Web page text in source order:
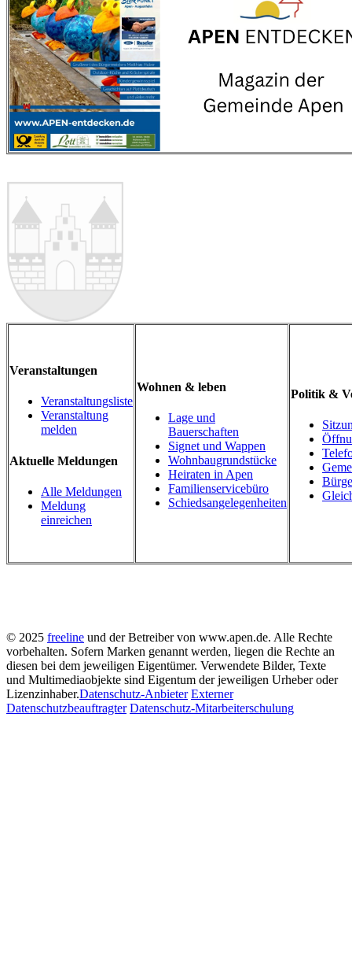
Veranstaltungen
Veranstaltungsliste
Veranstaltung
melden
Aktuelle Meldungen
Alle Meldungen
Meldung
einreichen
Wohnen & leben
Lage und
Bauerschaften
Signet und Wappen
Wohnbaugrundstücke
Heiraten in Apen
Familienservicebüro
Schiedsangelegenheiten
Politik &
© 2025 freeline und der Betreiber von www.apen.de. Alle Rechte
vorbehalten. Sofern Marken genannt werden, liegen die Rechte an
diesen bei dem jeweiligen Eigentümer. Verwendete Bilder, Texte
und Multimediaobjekte sind Eigentum der jeweiligen Urheber oder
Lizenzinhaber.Datenschutz-Anbieter Externer
Datenschutzbeauftragter Datenschutz-Mitarbeiterschulung